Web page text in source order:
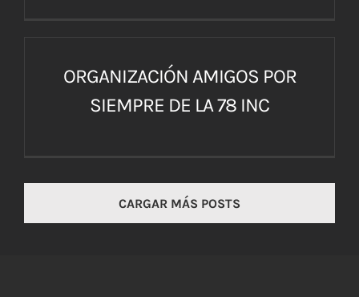
ORGANIZACIÓN AMIGOS POR
SIEMPRE DE LA 78 INC
CARGAR MÁS POSTS